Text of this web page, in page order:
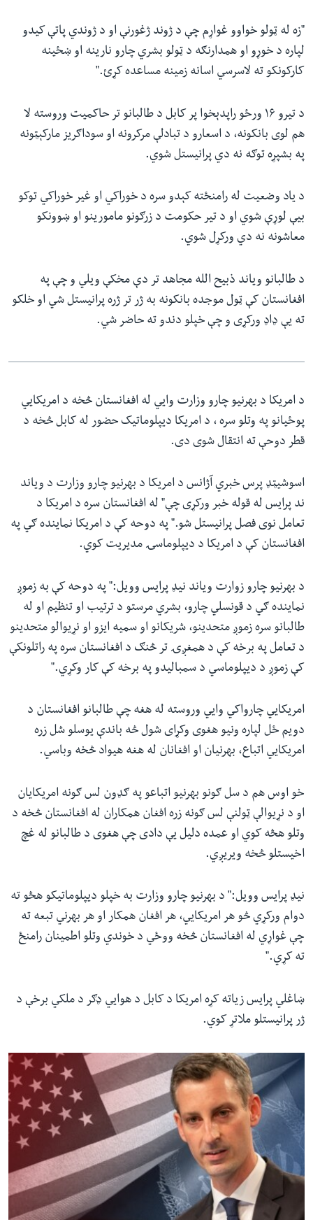
"زه له ټولو خواوو غواړم چې د ژوند ژغورنې او د ژوندي پاتې کیدو
لپاره د خوړو او همدارنګه د ټولو بشري چارو نارینه او ښځینه
کارکونکو ته لاسرسي‌ اسانه زمینه مساعده کړئ."
د تیرو ۱۶ ورځو راپدېخوا پر کابل د طالبانو تر حاکمیت وروسته لا
هم لوی بانکونه، د اسعارو د تبادلې مرکرونه او سوداګریز مارکېټونه
په بشپړه توګه نه دي پرانیستل شوي.
د یاد وضعیت له رامنځته کېدو سره د خوراکي او غیر خوراکي توکو
بیې لوړې شوي او د تیر حکومت د زرګونو مامورینو او ښوونکو
معاشونه نه دي ورکړل شوي.
د طالبانو ویاند ذبیح الله مجاهد تر دې مخکې ویلي و چې په
افغانستان کې ټول موجده بانکونه به ژر تر ژره پرانیستل شي او خلکو
ته یې ډاډ ورکړی و چې خپلو دندو ته حاضر شي.
د امریکا د بهرنیو چارو وزارت وایي له افغانستان څخه د امریکایي‌
پوځیانو په وتلو سره ، د امریکا دیپلوماتیک حضور له کابل څخه د
قطر دوحې ته انتقال شوی دی.
اسوشیټډ پرس خبري آژانس د امریکا د بهرنیو چارو وزارت د ویاند
ند پرایس له قوله خبر ورکړی چې" له افغانستان سره د امریکا د
تعامل نوی فصل پرانیستل شو." په دوحه کې د امریکا نماینده ګي په
افغانستان کې د امریکا د دیپلوماسۍ مدیریت کوي.
د بهرنیو چارو زوارت ویاند نیډ پرایس وویل:" په دوحه کې به زموږ
نماینده ګي د قونسلي چارو، بشري مرستو د ترتیب او تنظیم او له
طالبانو سره زموږ متحدینو، شریکانو او سمیه ایزو او نړیوالو متحدینو
د تعامل په برخه کې د همغږۍ تر څنګ د افغانستان سره په راتلونکې
کې زموږ د دیپلوماسي د سمبالیدو په برخه کې کار وکړي."
امریکایي چارواکي وايي‌ وروسته له هغه چې طالبانو افغانستان د
دویم ځل لپاره ونیو هغوی وکړای شول څه باندې یوسلو شل زره
امریکایي اتباع، بهرنیان او افغانان له هغه هیواد څخه وباسي.
خو اوس هم د سل ګونو بهرنیو اتباعو په ګډون لس ګونه امریکایان
او د نړیوالې ټولنې لس ګونه زره افغان همکاران له افغانستان څخه د
وتلو هڅه کوي او عمده دلیل یې دادی چې هغوی د طالبانو له غچ
اخیستلو څخه ویریږي.
نیډ پرایس وویل:" د بهرنیو چارو وزارت به خپلو دیپلوماتیکو هڅو ته
دوام ورکړي‌ څو هر امریکایي، هر افغان همکار او هر بهرني تبعه ته
چې غواړي له افغانستان څخه ووځي د خوندي وتلو اطمینان رامنځ
ته کړي."
ښاغلي‌ پرایس زیاته کړه امریکا د کابل د هوایي ډګر د ملکي برخې د
ژر پرانیستلو ملاتړ کوي.